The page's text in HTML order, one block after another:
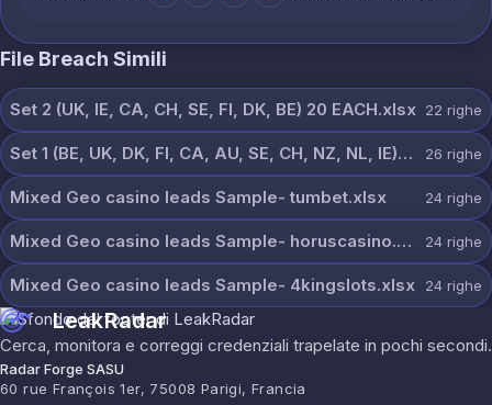
File Breach Simili
Set 2 (UK, IE, CA, CH, SE, FI, DK, BE) 20 EACH.xlsx 22 righe
Set 1 (BE, UK, DK, FI, CA, AU, SE, CH, NZ, NL, IE) 20 each.xlsx 26 righe
Mixed Geo casino leads Sample- tumbet.xlsx 24 righe
Mixed Geo casino leads Sample- horuscasino.xlsx 24 righe
Mixed Geo casino leads Sample- 4kingslots.xlsx 24 righe
LeakRadar
Cerca, monitora e correggi credenziali trapelate in pochi secondi.
Radar Forge SASU
60 rue François 1er, 75008 Parigi, Francia